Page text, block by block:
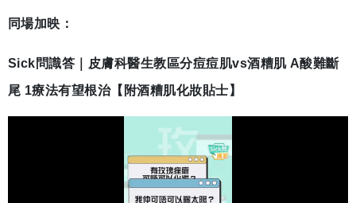
同場加映：
Sick問識答｜皮膚科醫生教區分痘痘肌vs酒糟肌 A酸難斷
尾 1療法有望根治【附酒糟肌化妝貼士】